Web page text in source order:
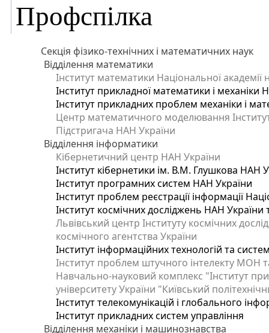
Профспілка
Секція фізико-технічних і математичних наук
Відділення математики
Інститут математики Національної академії
Інститут прикладної математики і механіки
Інститут прикладних проблем механіки і
Центр математичного моделювання
Підстригача НАН України
Відділення інформатики
Кібернетичний центр НАН України
Інститут кібернетики ім. В.М. Глушкова НАН
Інститут програмних систем НАН України
Інститут проблем реєстрації інформації
Інститут космічних досліджень НАН України
Львівський центр Інституту космічних
космічного агентства України
Інститут інформаційних технологій та
Інститут проблем штучного інтелекту МОН
Навчально-науковий комплекс "Інститут
університету України "Київський
Інститут телекомунікацій і глобального
Інститут прикладних систем управління
Відділення механіки і машинознавства